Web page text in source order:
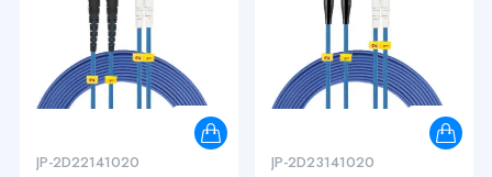
JP-2D22141020 JP-2D23141020